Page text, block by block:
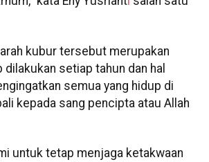
kubur tersebut merupakan
setiap tahun dan hal
semua yang hidup di
kepada sang pencipta atau Allah
untuk tetap menjaga ketakwaan